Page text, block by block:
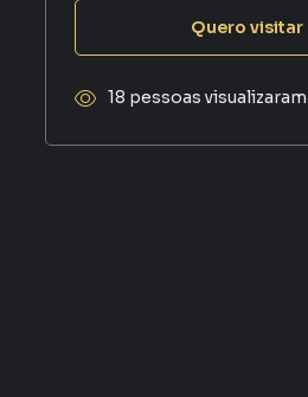
Quero visitar
18 pessoas